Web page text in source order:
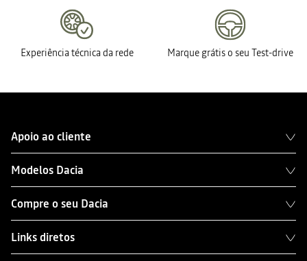
Experiência técnica da rede Marque grátis o seu Test-drive
Apoio ao cliente
Modelos Dacia
Compre o seu Dacia
Links diretos